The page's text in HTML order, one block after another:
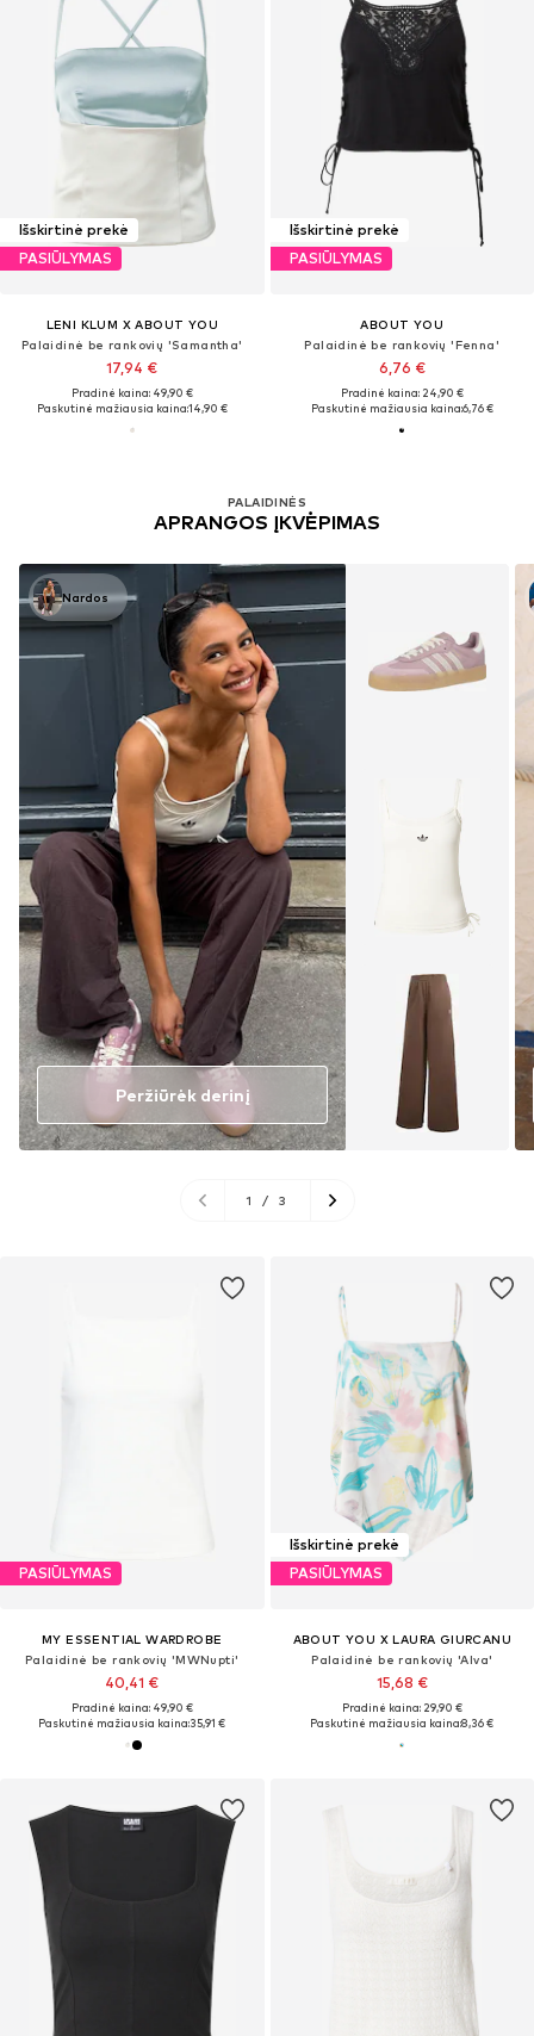
Išskirtinė prekė
PASIŪLYMAS
LENI KLUM X ABOUT YOU
Palaidinė be rankovių 'Samantha'
17,94 €
Pradinė kaina: 49,90 €
Paskutinė mažiausia kaina:14,90 €
Išskirtinė prekė
PASIŪLYMAS
ABOUT YOU
Palaidinė be rankovių 'Fenna'
6,76 €
Pradinė kaina: 24,90 €
Paskutinė mažiausia kaina:6,76 €
PASIŪLYMAS
MY ESSENTIAL WARDROBE
Palaidinė be rankovių 'MWNupti'
40,41 €
Pradinė kaina: 49,90 €
Paskutinė mažiausia kaina:35,91 €
Išskirtinė prekė
PASIŪLYMAS
ABOUT YOU X LAURA GIURCANU
Palaidinė be rankovių 'Alva'
15,68 €
Pradinė kaina: 29,90 €
Paskutinė mažiausia kaina:8,36 €
PALAIDINĖS
APRANGOS ĮKVĖPIMAS
Nardos
Peržiūrėk derinį
1 / 3